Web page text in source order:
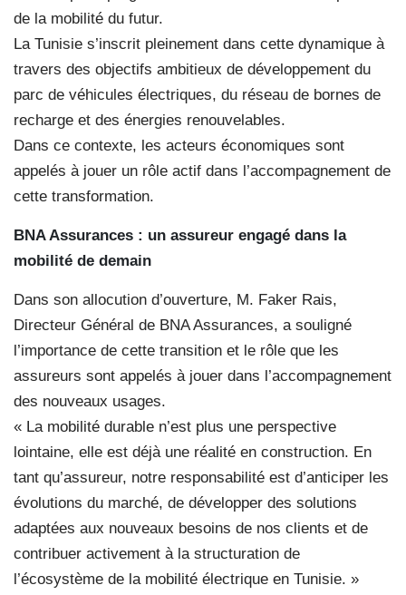
de la mobilité du futur.
La Tunisie s’inscrit pleinement dans cette dynamique à
travers des objectifs ambitieux de développement du
parc de véhicules électriques, du réseau de bornes de
recharge et des énergies renouvelables.
Dans ce contexte, les acteurs économiques sont
appelés à jouer un rôle actif dans l’accompagnement de
cette transformation.
BNA Assurances : un assureur engagé dans la
mobilité de demain
Dans son allocution d’ouverture, M. Faker Rais,
Directeur Général de BNA Assurances, a souligné
l’importance de cette transition et le rôle que les
assureurs sont appelés à jouer dans l’accompagnement
des nouveaux usages.
« La mobilité durable n’est plus une perspective
lointaine, elle est déjà une réalité en construction. En
tant qu’assureur, notre responsabilité est d’anticiper les
évolutions du marché, de développer des solutions
adaptées aux nouveaux besoins de nos clients et de
contribuer activement à la structuration de
l’écosystème de la mobilité électrique en Tunisie. »